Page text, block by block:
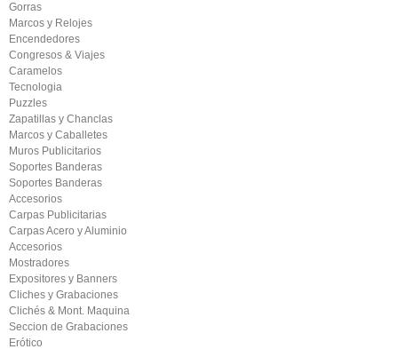
Gorras
Marcos y Relojes
Encendedores
Congresos & Viajes
Caramelos
Tecnologia
Puzzles
Zapatillas y Chanclas
Marcos y Caballetes
Muros Publicitarios
Soportes Banderas
Soportes Banderas
Accesorios
Carpas Publicitarias
Carpas Acero y Aluminio
Accesorios
Mostradores
Expositores y Banners
Cliches y Grabaciones
Clichés & Mont. Maquina
Seccion de Grabaciones
Erótico